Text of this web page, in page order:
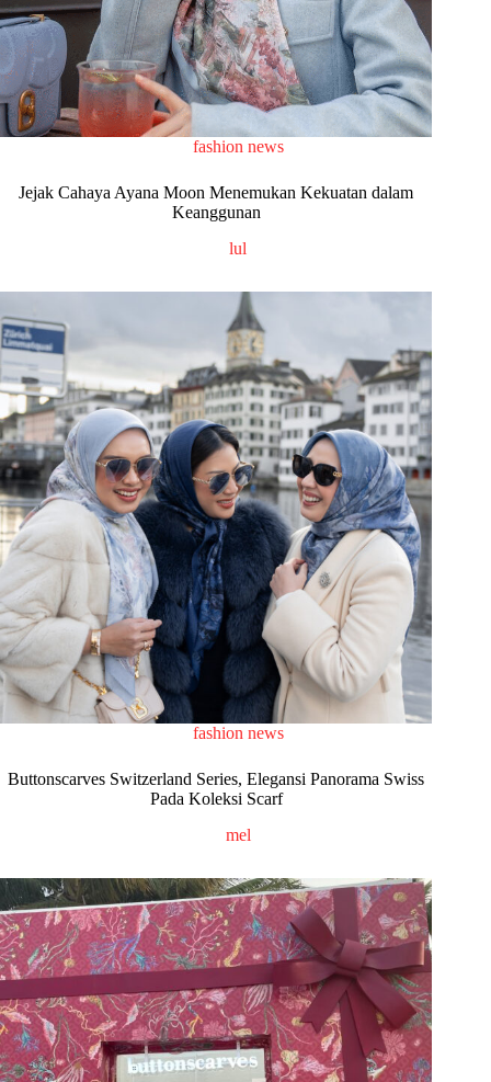
fashion news
Jejak Cahaya Ayana Moon Menemukan Kekuatan dalam
Keanggunan
lul
fashion news
Buttonscarves Switzerland Series, Elegansi Panorama Swiss
Pada Koleksi Scarf
mel